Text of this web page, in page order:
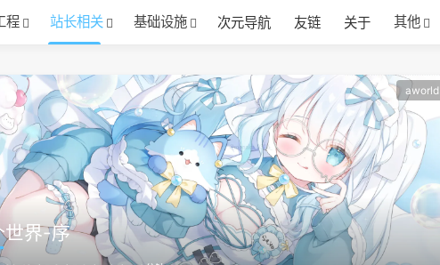
程 站长相关 基础设施 次元导航 友链 关于 其他
aworld
世界-序